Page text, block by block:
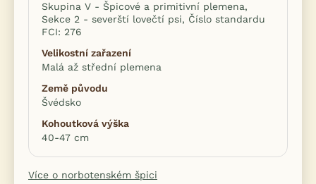
Skupina V - Špicové a primitivní plemena,
Sekce 2 - severští lovečtí psi, Číslo standardu
FCI: 276
Velikostní zařazení
Malá až střední plemena
Země původu
Švédsko
Kohoutková výška
40-47 cm
Více o norbotenském špici